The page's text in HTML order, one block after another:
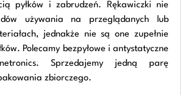
pyłków i zabrudzeń. Rękawiczki nie
używania na przeglądanych lub
jednakże nie są one zupełnie
Polecamy bezpyłowe i antystatyczne
Sprzedajemy jedną parę
zbiorczego.